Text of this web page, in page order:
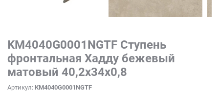
KM4040G0001NGTF Ступень
фронтальная Хадду бежевый
матовый 40,2x34x0,8
Артикул: KM4040G0001NGTF